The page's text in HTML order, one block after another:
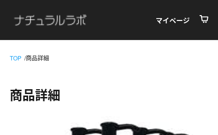
マイページ
TOP 商品詳細
商品詳細